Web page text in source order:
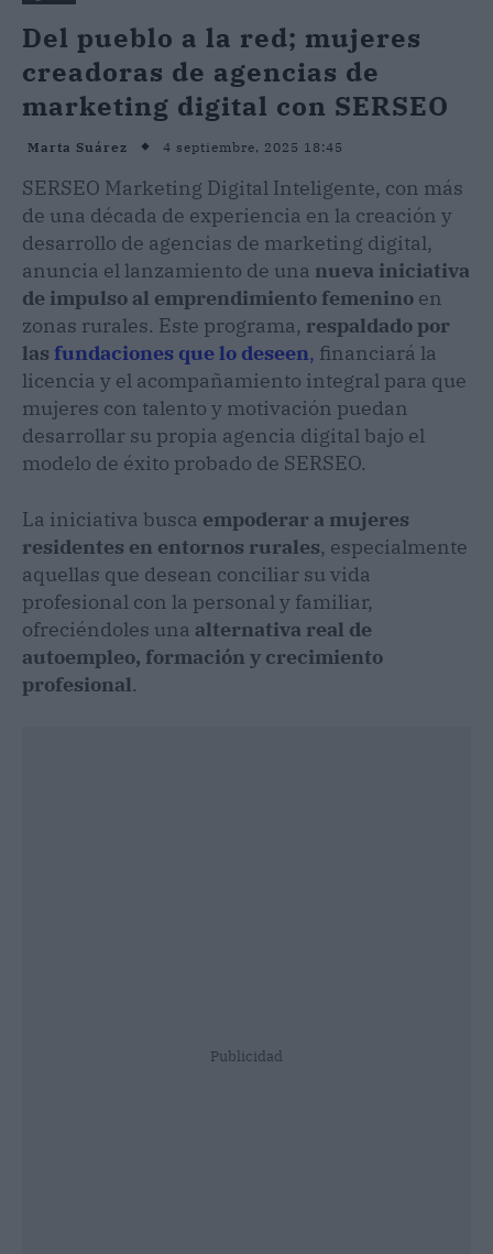
Del pueblo a la red; mujeres
creadoras de agencias de
marketing digital con SERSEO
Marta Suárez 4 septiembre, 2025 18:45
SERSEO Marketing Digital Inteligente, con más
de una década de experiencia en la creación y
desarrollo de agencias de marketing digital,
anuncia el lanzamiento de una nueva iniciativa
de impulso al emprendimiento femenino en
zonas rurales. Este programa, respaldado por
las fundaciones que lo deseen, financiará la
licencia y el acompañamiento integral para que
mujeres con talento y motivación puedan
desarrollar su propia agencia digital bajo el
modelo de éxito probado de SERSEO.
La iniciativa busca empoderar a mujeres
residentes en entornos rurales, especialmente
aquellas que desean conciliar su vida
profesional con la personal y familiar,
ofreciéndoles una alternativa real de
autoempleo, formación y crecimiento
profesional.
Publicidad